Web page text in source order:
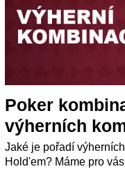
Poker
výherních
Jaké je pořadí
Hold'em? Máme pro